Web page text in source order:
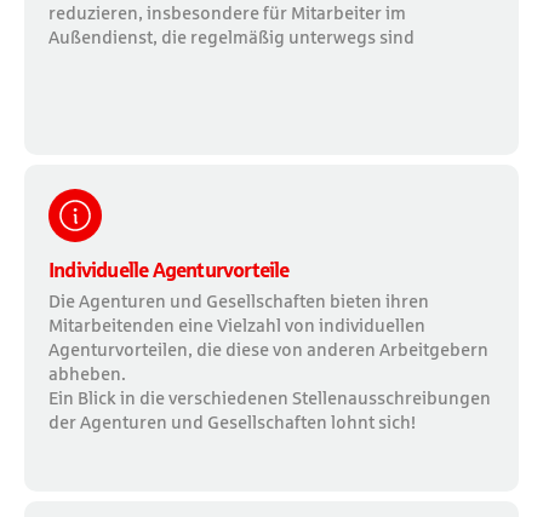
reduzieren, insbesondere für Mitarbeiter im
Außendienst, die regelmäßig unterwegs sind
Individuelle Agenturvorteile
Die Agenturen und Gesellschaften bieten ihren
Mitarbeitenden eine Vielzahl von individuellen
Agenturvorteilen, die diese von anderen Arbeitgebern
abheben.
Ein Blick in die verschiedenen Stellenausschreibungen
der Agenturen und Gesellschaften lohnt sich!